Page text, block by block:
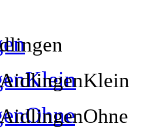
AidlingenKlein
AidlingenOhne